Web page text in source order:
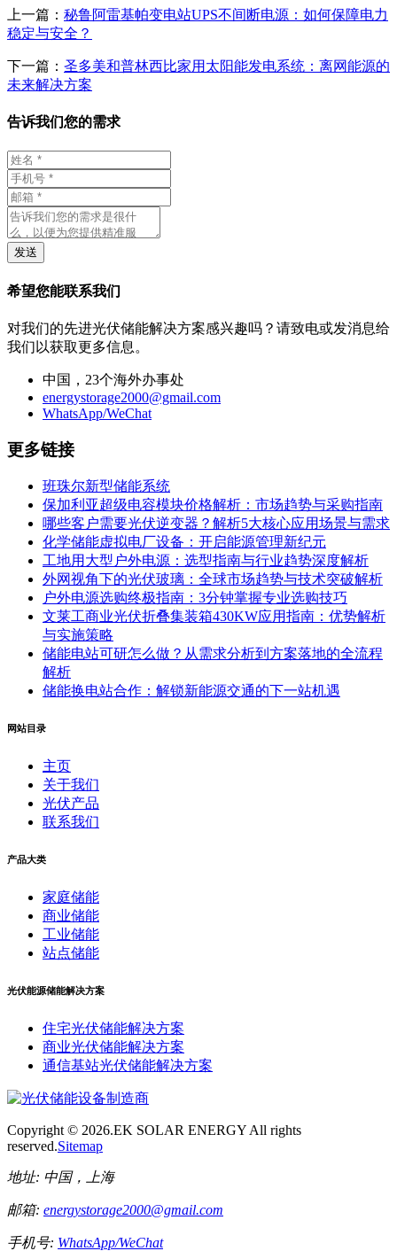
上一篇： 秘鲁阿雷基帕变电站UPS不间断电源：如何保障电力
稳定与安全？
下一篇： 圣多美和普林西比家用太阳能发电系统：离网能源的
未来解决方案
告诉我们您的需求
发送
希望您能联系我们
对我们的先进光伏储能解决方案感兴趣吗？请致电或发消息给
我们以获取更多信息。
中国，23个海外办事处
energystorage2000@gmail.com
WhatsApp/WeChat
更多链接
班珠尔新型储能系统
保加利亚超级电容模块价格解析：市场趋势与采购指南
哪些客户需要光伏逆变器？解析5大核心应用场景与需求
化学储能虚拟电厂设备：开启能源管理新纪元
工地用大型户外电源：选型指南与行业趋势深度解析
外网视角下的光伏玻璃：全球市场趋势与技术突破解析
户外电源选购终极指南：3分钟掌握专业选购技巧
文莱工商业光伏折叠集装箱430KW应用指南：优势解析
与实施策略
储能电站可研怎么做？从需求分析到方案落地的全流程
解析
储能换电站合作：解锁新能源交通的下一站机遇
网站目录
主页
关于我们
光伏产品
联系我们
产品大类
家庭储能
商业储能
工业储能
站点储能
光伏能源储能解决方案
住宅光伏储能解决方案
商业光伏储能解决方案
通信基站光伏储能解决方案
Copyright © 2026.EK SOLAR ENERGY All rights
reserved.Sitemap
地址: 中国，上海
邮箱: energystorage2000@gmail.com
手机号: WhatsApp/WeChat